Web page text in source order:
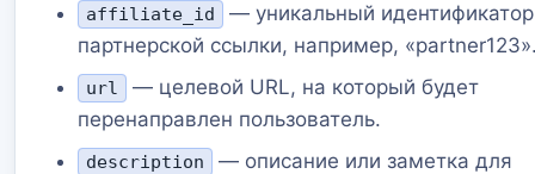
affiliate_id
— уникальный идентификатор
партнерской ссылки, например,
url
— целевой URL, на который будет
перенаправлен пользователь.
description
— описание или заметка для